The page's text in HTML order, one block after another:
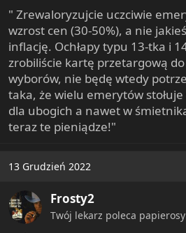
"Jeśli my pozostaniemy przy
potem wielki rabunek, to
nie mamy w tej chwili podstaw,
Polsce +depresji+, czyli takiej
będziemy w stanie zapewnić to,
odpowiedział Jarosław Kaczyński.
Zapewnił, że polityka socjalna
Czternasta emerytura
świadczeniem.
było na taką miarę,
" Zrewaloryzujcie uczciwie
wzrost cen (30-50%), a nie
inflację. Ochłapy typu 13-tka i
zrobiliście kartę przetargową
wyborów, nie będę wtedy
taka, że wielu emerytów stołuje
dla ubogich a nawet w
teraz te pieniądze!"
13 Grudzień 2022
Frosty2
Twój lekarz poleca